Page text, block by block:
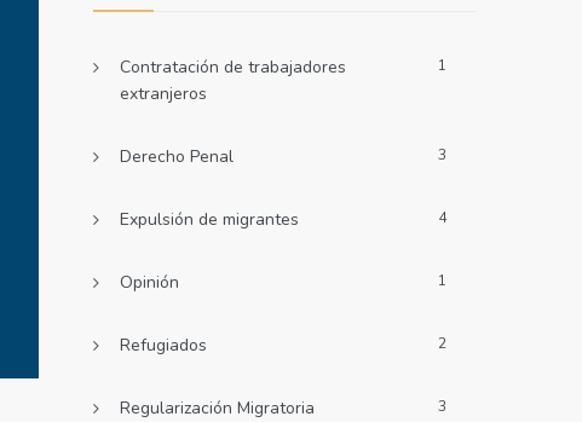
Contratación de trabajadores
extranjeros
1
Derecho Penal 3
Expulsión de migrantes 4
Opinión 1
Refugiados 2
Regularización Migratoria 3